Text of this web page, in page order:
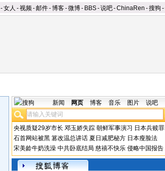
-女人 -视频-邮件-博客-微博- BBS-说吧-ChinaRen -搜狗 -
新闻 网页 博客 音乐 图片 说吧
央视质疑29岁市长 邓玉娇失踪 朝鲜军事演习 日本兵赎罪
石首网站被黑 篡改温总讲话 夏日减肥秘方 日本瘦脸法
宋美龄牛奶洗澡 中共卧底结局 慈禧不快乐 侵略中国报告